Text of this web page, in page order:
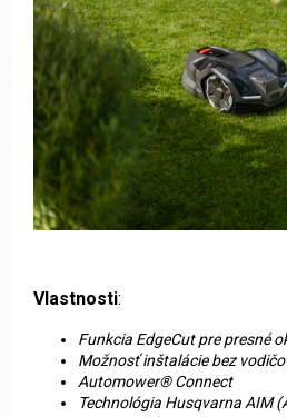
Vlastnosti:
Funkcia EdgeCut pre presné
Možnosť inštalácie bez
Automower® Connect
Technológia Husqvarna AIM